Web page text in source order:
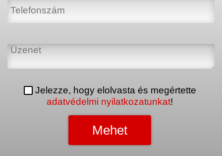
Jelezze, hogy elolvasta és megértette
adatvédelmi nyilatkozatunkat!